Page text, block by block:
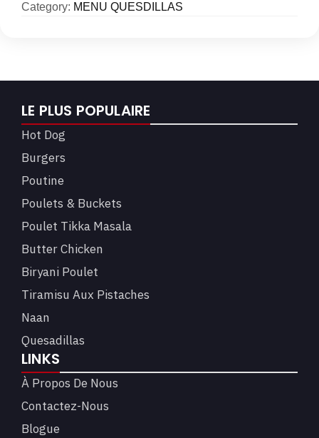
Category: MENU QUESDILLAS
LE PLUS POPULAIRE
Hot Dog
Burgers
Poutine
Poulets & Buckets
Poulet Tikka Masala
Butter Chicken
Biryani Poulet
Tiramisu Aux Pistaches
Naan
Quesadillas
LINKS
À Propos De Nous
Contactez-Nous
Blogue